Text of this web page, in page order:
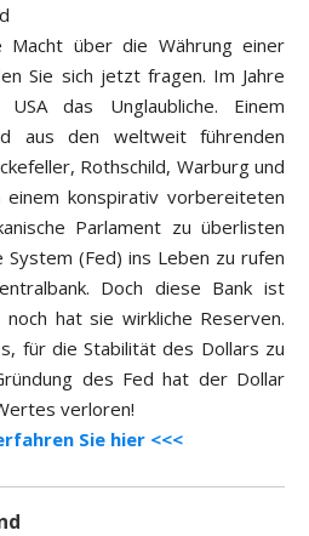
über die Währung einer
Sie sich jetzt fragen. Im Jahre
das Unglaubliche. Einem
aus den weltweit führenden
Rothschild, Warburg und
einem konspirativ vorbereiteten
Parlament zu überlisten
(Fed) ins Leben zu rufen
Doch diese Bank ist
hat sie wirkliche Reserven.
für die Stabilität des Dollars zu
des Fed hat der Dollar
verloren!
Sie hier <<<